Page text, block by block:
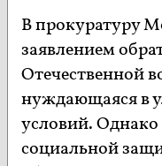
В прокуратуру
заявлением
Отечественной
нуждающаяся в
условий.
социальной